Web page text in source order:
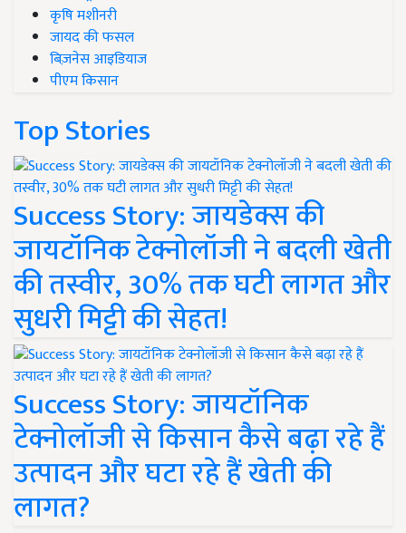
कृषि मशीनरी
जायद की फसल
बिज़नेस आइडियाज
पीएम किसान
Top Stories
Success Story: जायडेक्स की
जायटॉनिक टेक्नोलॉजी ने बदली खेती
की तस्वीर, 30% तक घटी लागत और
सुधरी मिट्टी की सेहत!
Success Story: जायटॉनिक
टेक्नोलॉजी से किसान कैसे बढ़ा रहे हैं
उत्पादन और घटा रहे हैं खेती की
लागत?